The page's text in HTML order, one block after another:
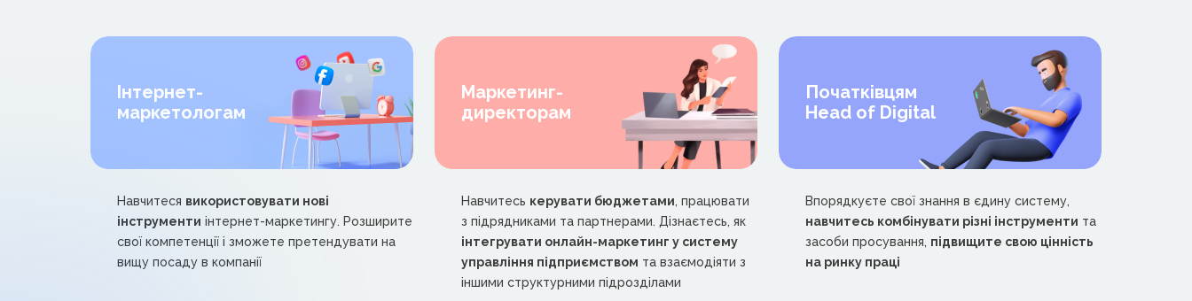
Інтернет-
маркетологам
Навчитеся використовувати нові
інструменти інтернет-маркетингу. Розширите
свої компетенції і зможете претендувати на
вищу посаду в компанії
Маркетинг-
директорам
Навчитесь керувати бюджетами, працювати
з підрядниками та партнерами. Дізнаєтесь, як
інтегрувати онлайн-маркетинг у систему
управління підприємством та взаємодіяти з
іншими структурними підрозділами
Початківцям
Head of Digital
Впорядкуєте свої знання в єдину систему,
навчитесь комбінувати різні інструменти та
засоби просування, підвищите свою цінність
на ринку праці